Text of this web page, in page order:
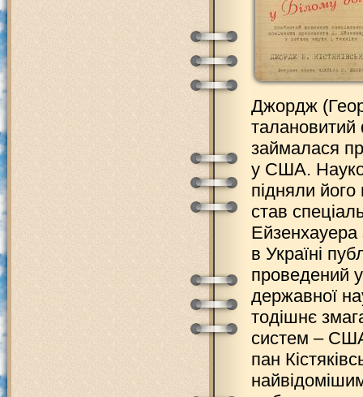
Джордж
талановитий
займалася
у США.
підняли
став
Ейзенхауера
в Україні
проведений
державної
тодішнє
систем –
пан